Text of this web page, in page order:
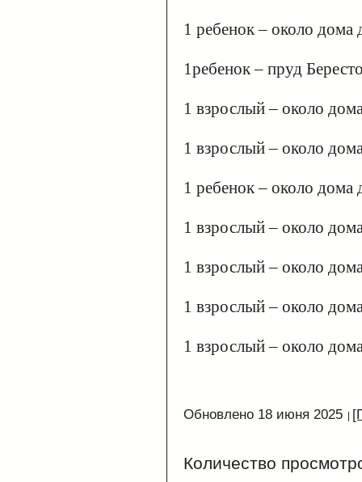
1 ребенок – около
1ребенок – пруд
1 взрослый – около
1 взрослый – около
1 ребенок – около
1 взрослый – около
1 взрослый – около
1 взрослый – около
1 взрослый – около
Обновлено 18 июня 2025
Количество